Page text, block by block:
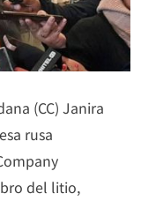
(CC) Janira
rusa
del litio,